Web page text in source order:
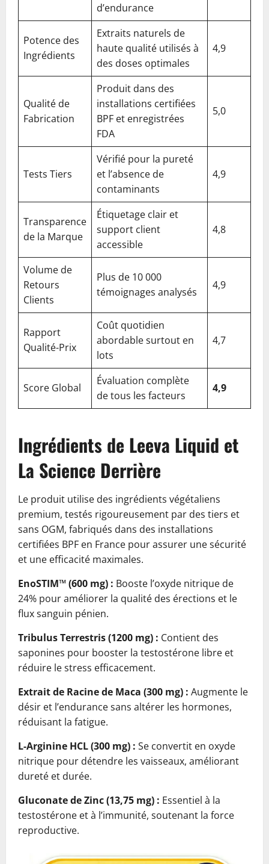
d’endurance
Potence des
Ingrédients
Extraits naturels de
haute qualité utilisés à
des doses optimales
4,9
Qualité de
Fabrication
Produit dans des
installations certifiées
BPF et enregistrées
FDA
5,0
Tests Tiers
Vérifié pour la pureté
et l’absence de
contaminants
4,9
Transparence
de la Marque
Étiquetage clair et
support client
accessible
4,8
Volume de
Retours
Clients
Plus de 10 000
témoignages analysés
4,9
Rapport
Qualité-Prix
Coût quotidien
abordable surtout en
lots
4,7
Score Global
Évaluation complète
de tous les facteurs
4,9
Ingrédients de Leeva Liquid et
La Science Derrière
Le produit utilise des ingrédients végétaliens
premium, testés rigoureusement par des tiers et
sans OGM, fabriqués dans des installations
certifiées BPF en France pour assurer une sécurité
et une efficacité maximales.
EnoSTIM™ (600 mg) : Booste l’oxyde nitrique de
24% pour améliorer la qualité des érections et le
flux sanguin pénien.
Tribulus Terrestris (1200 mg) : Contient des
saponines pour booster la testostérone libre et
réduire le stress efficacement.
Extrait de Racine de Maca (300 mg) : Augmente le
désir et l’endurance sans altérer les hormones,
réduisant la fatigue.
L-Arginine HCL (300 mg) : Se convertit en oxyde
nitrique pour détendre les vaisseaux, améliorant
dureté et durée.
Gluconate de Zinc (13,75 mg) : Essentiel à la
testostérone et à l’immunité, soutenant la force
reproductive.